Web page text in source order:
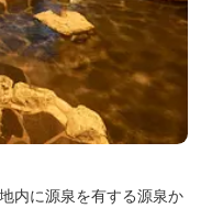
内に源泉を有する源泉か